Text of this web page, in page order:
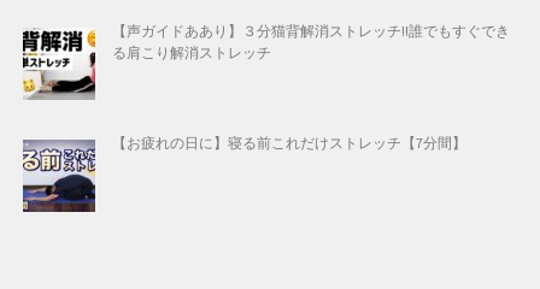
【声ガイドああり】３分猫背解消ストレッチ!!誰でもすぐでき
る肩こり解消ストレッチ
【お疲れの日に】寝る前これだけストレッチ【7分間】